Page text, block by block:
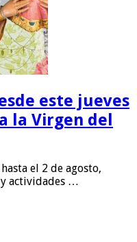
este jueves
la Virgen del
el 2 de agosto,
actividades …